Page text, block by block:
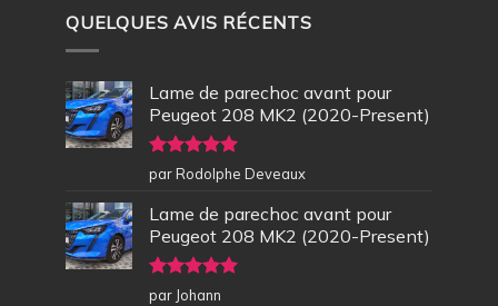
QUELQUES AVIS RÉCENTS
Lame de parechoc avant pour
Peugeot 208 MK2 (2020-Present)
Note5sur
5
par Rodolphe Deveaux
Lame de parechoc avant pour
Peugeot 208 MK2 (2020-Present)
Note5sur
par Johann